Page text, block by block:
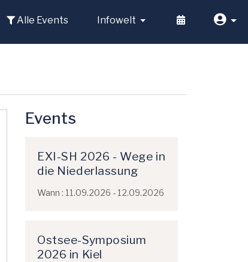
Alle Events Infowelt
Events
EXI-SH 2026 - Wege in
die Niederlassung
Wann : 11.09.2026 - 12.09.2026
Ostsee-Symposium
2026 in Kiel